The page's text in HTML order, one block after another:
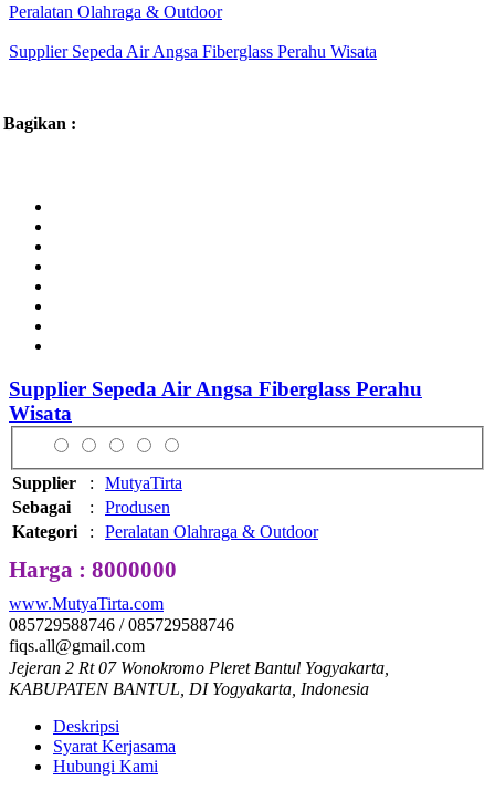
Peralatan Olahraga & Outdoor
Supplier Sepeda Air Angsa Fiberglass Perahu Wisata
Bagikan :
Supplier Sepeda Air Angsa Fiberglass Perahu
Wisata
Supplier :
MutyaTirta
Sebagai
:
Produsen
Kategori
: Peralatan Olahraga & Outdoor
Harga : 8000000
www.MutyaTirta.com
085729588746 / 085729588746
fiqs.all@gmail.com
Jejeran 2 Rt 07 Wonokromo Pleret Bantul Yogyakarta,
KABUPATEN BANTUL, DI Yogyakarta, Indonesia
Deskripsi
Syarat Kerjasama
Hubungi Kami